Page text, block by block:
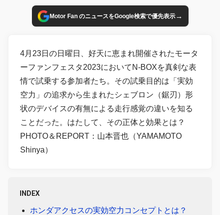
Motor Fan のニュースをGoogle検索で優先表示→
4月23日の日曜日、好天に恵まれ開催されたモータ
ーファンフェスタ2023においてN-BOXを真剣な表
情で試乗する参加者たち。その試乗目的は「実効
空力」の追求から生まれたシェブロン（鋸刃）形
状のデバイスの有無による走行感覚の違いを知る
ことだった。はたして、その正体と効果とは？
PHOTO＆REPORT：山本晋也（YAMAMOTO
Shinya）
INDEX
ホンダアクセスの実効空力コンセプトとは？